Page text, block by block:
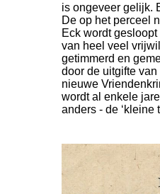
is ongeveer gelijk.
De op het perceel
Eck wordt
van heel veel
getimmerd en
door de uitgifte
nieuwe
wordt al enkele
anders - de ‘kleine